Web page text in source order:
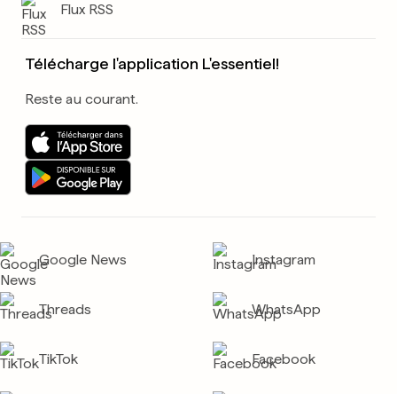
Flux RSS
Télécharge l'application L'essentiel!
Reste au courant.
Google News Instagram
Threads WhatsApp
TikTok Facebook